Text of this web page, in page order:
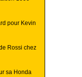
pour Kevin
Rossi chez
sa Honda